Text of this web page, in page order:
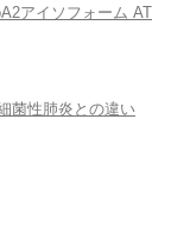
アイソフォーム AT
菌性肺炎との違い